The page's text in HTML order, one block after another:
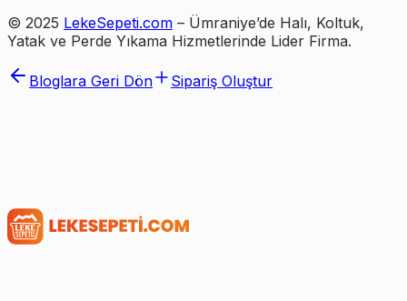
© 2025 LekeSepeti.com – Ümraniye’de Halı, Koltuk,
Yatak ve Perde Yıkama Hizmetlerinde Lider Firma.
Bloglara Geri Dön Sipariş Oluştur